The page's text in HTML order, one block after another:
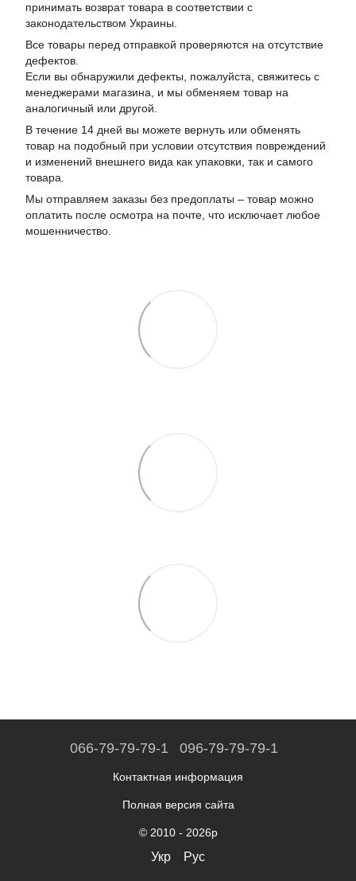
принимать возврат товара в соответствии с
законодательством Украины.
Все товары перед отправкой проверяются на отсутствие
дефектов.
Если вы обнаружили дефекты, пожалуйста, свяжитесь с
менеджерами магазина, и мы обменяем товар на
аналогичный или другой.
В течение 14 дней вы можете вернуть или обменять
товар на подобный при условии отсутствия повреждений
и изменений внешнего вида как упаковки, так и самого
товара.
Мы отправляем заказы без предоплаты – товар можно
оплатить после осмотра на почте, что исключает любое
мошенничество.
066-79-79-79-1 096-79-79-79-1
Контактная информация
Полная версия сайта
© 2010 - 2026р
Укр Рус